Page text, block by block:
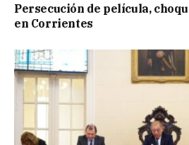
Persecución de película,
en Corrientes